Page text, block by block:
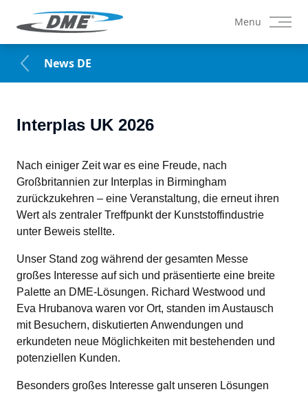
Menu
News DE
Interplas UK 2026
Nach einiger Zeit war es eine Freude, nach
Großbritannien zur Interplas in Birmingham
zurückzukehren – eine Veranstaltung, die erneut ihren
Wert als zentraler Treffpunkt der Kunststoffindustrie
unter Beweis stellte.
Unser Stand zog während der gesamten Messe
großes Interesse auf sich und präsentierte eine breite
Palette an DME-Lösungen. Richard Westwood und
Eva Hrubanova waren vor Ort, standen im Austausch
mit Besuchern, diskutierten Anwendungen und
erkundeten neue Möglichkeiten mit bestehenden und
potenziellen Kunden.
Besonders großes Interesse galt unseren Lösungen